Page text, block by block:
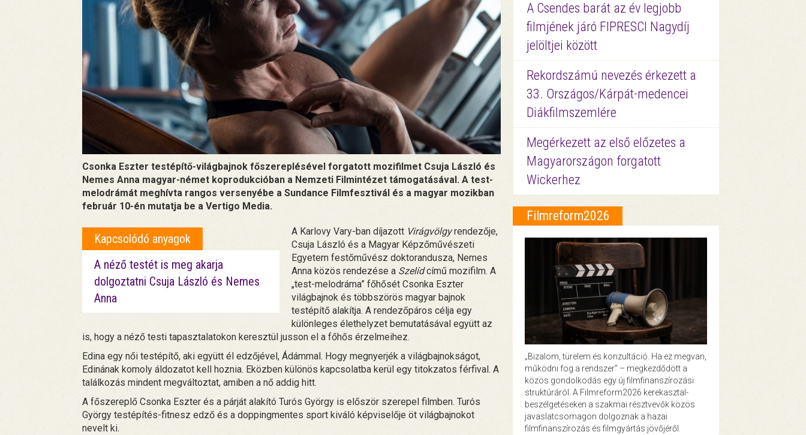
Csonka Eszter testépítő-világbajnok főszereplésével forgatott mozifilmet Csuja László és
Nemes Anna magyar-német koprodukcióban a Nemzeti Filmintézet támogatásával. A test-
melodrámát meghívta rangos versenyébe a Sundance Filmfesztivál és a magyar mozikban
február 10-én mutatja be a Vertigo Media.
Kapcsolódó anyagok
A néző testét is meg akarja
dolgoztatni Csuja László és Nemes
Anna
A Karlovy Vary-ban díjazott Virágvölgyrendezője,
Csuja László és a Magyar Képzőművészeti
Egyetem festőművész doktorandusza, Nemes
Anna közös rendezése a Szelídcímű mozifilm. A
„test-melodráma” főhősét Csonka Eszter
világbajnok és többszörös magyar bajnok
testépítő alakítja. A rendezőpáros célja egy
különleges élethelyzet bemutatásával együtt az
is, hogy a néző testi tapasztalatokon keresztül jusson el a főhős érzelmeihez.
Edina egy női testépítő, aki együtt él edzőjével, Ádámmal. Hogy megnyerjék a világbajnokságot,
Edinának komoly áldozatot kell hoznia. Eközben különös kapcsolatba kerül egy titokzatos férfival. A
találkozás mindent megváltoztat, amiben a nő addig hitt.
A főszereplő Csonka Eszter és a párját alakító Turós György is először szerepel filmben. Turós
György testépítés-fitnesz edző és a doppingmentes sport kiváló képviselője öt világbajnokot
nevelt ki.
A Csendes barát az év legjobb
filmjének járó FIPRESCI Nagydíj
jelöltjei között
Rekordszámú nevezés érkezett a
33. Országos/Kárpát-medencei
Diákfilmszemlére
Megérkezett az első előzetes a
Magyarországon forgatott
Wickerhez
Filmreform2026
„Bizalom, türelem és konzultáció. Ha ez megvan,
működni fog a rendszer” – megkezdődött a
közös gondolkodás egy új filmfinanszírozási
struktúráról. A Filmreform2026 kerekasztal-
beszélgetéseken a szakmai résztvevők közös
javaslatcsomagon dolgoznak a hazai
filmfinanszírozás és filmgyártás jövőjéről.